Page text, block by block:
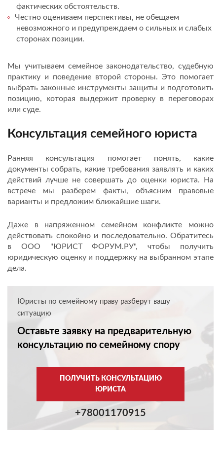
фактических обстоятельств.
Честно оцениваем перспективы, не обещаем
невозможного и предупреждаем о сильных и слабых
сторонах позиции.
Мы учитываем семейное законодательство, судебную
практику и поведение второй стороны. Это помогает
выбрать законные инструменты защиты и подготовить
позицию, которая выдержит проверку в переговорах
или суде.
Консультация семейного юриста
Ранняя консультация помогает понять, какие
документы собрать, какие требования заявлять и каких
действий лучше не совершать до оценки юриста. На
встрече мы разберем факты, объясним правовые
варианты и предложим ближайшие шаги.
Даже в напряженном семейном конфликте можно
действовать спокойно и последовательно. Обратитесь
в ООО "ЮРИСТ ФОРУМ.РУ", чтобы получить
юридическую оценку и поддержку на выбранном этапе
дела.
Юристы по семейному праву разберут вашу
ситуацию
Оставьте заявку на предварительную
консультацию по семейному спору
ПОЛУЧИТЬ КОНСУЛЬТАЦИЮ
ЮРИСТА
+78001170915